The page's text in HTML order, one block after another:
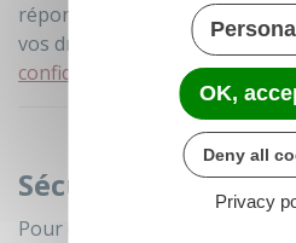
répondre à votre demande.
vos droits, veuillez consulter
confidentialité.
Sécurité anti-robot
Pour continuer, merci de
OK,
Deny all
Privacy